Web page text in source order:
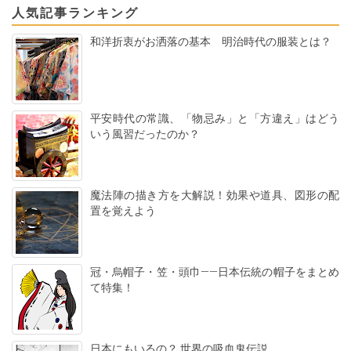
人気記事ランキング
和洋折衷がお洒落の基本 明治時代の服装とは？
平安時代の常識、「物忌み」と「方違え」はどう
いう風習だったのか？
魔法陣の描き方を大解説！効果や道具、図形の配
置を覚えよう
冠・烏帽子・笠・頭巾――日本伝統の帽子をまとめ
て特集！